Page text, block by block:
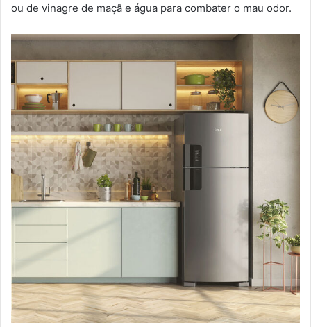
ou de vinagre de maçã e água para combater o mau odor.